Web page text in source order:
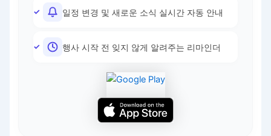
일정 변경 및 새로운 소식 실시간 자동 안내
행사 시작 전 잊지 않게 알려주는 리마인더